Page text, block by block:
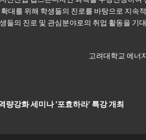
대를 위해 학생들의 진로를 바탕으로 지속
들의 진로 및 관심분야로의 취업 활동을 기
고려대학교 에너
량강화 세미나 ‘포효하라’ 특강 개최